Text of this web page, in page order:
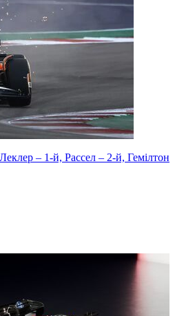
– 1-й, Рассел – 2-й, Гемілтон